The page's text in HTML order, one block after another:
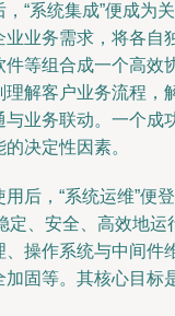
“系统集成”便成为
业务需求，将各自
等组合成一个高效
解客户业务流程，
业务联动。一个成
决定性因素。
后，“系统运维”便
定、安全、高效地运
操作系统与中间件
固等。其核心目标